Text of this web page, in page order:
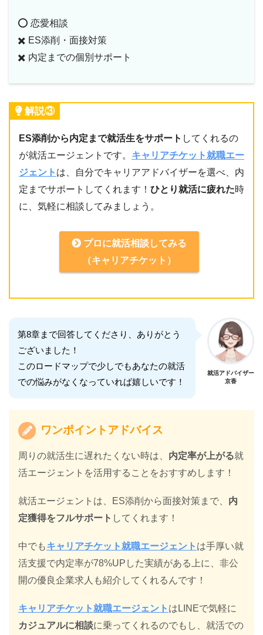
⭕️ 恋愛相談
✖️ ES添削・面接対策
✖️ 内定までの個別サポート
解説③
ES添削から内定まで就活生をサポート してくれるの
が就活エージェントです。 キャリアチケット就職エー
ジェント は、自分でキャリアアドバイザーを選べ、内
定までサポートしてくれます！ ひとり就活に疲れた時
に、気軽に相談してみましょう。
プロに就活相談してみる
（キャリアチケット）
第8章まで回答してくださり、ありがとう
ございました！
このロードマップで少しでもあなたの就活
での悩みがなくなっていれば嬉しいです！
就活アドバイザー
京香
ワンポイントアドバイス
周りの就活生に遅れたくない時は、 内定率が上がる就
活エージェントを活用することをおすすめします！
就活エージェントは、ES添削から面接対策まで、 内
定獲得をフルサポート してくれます！
中でもキャリアチケット就職エージェント は手厚い就
活支援で内定率が78%UPした実績がある上に、非公
開の優良企業求人も紹介してくれるんです！
キャリアチケット就職エージェント はLINEで気軽に
カジュアルに相談に乗ってくれるのでもし、就活での